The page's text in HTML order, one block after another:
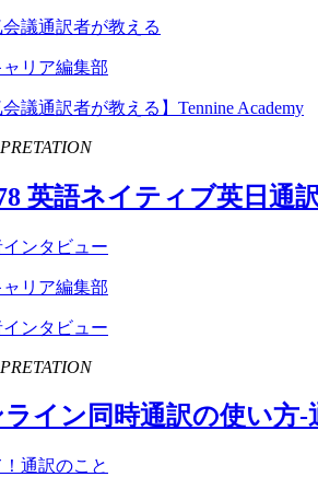
会議通訳者が教える
リア編集部
会議通訳者が教える】Tennine Academy
英語ネイティブ英日通
ンタビュー
リア編集部
ンタビュー
イン同時通訳の使い方
通訳のこと